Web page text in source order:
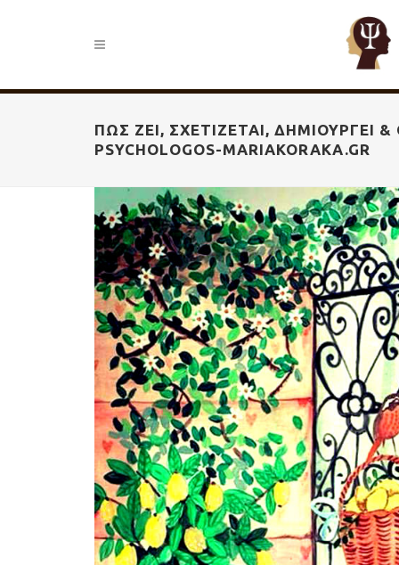
ΠΏΣ ΖΕΙ, ΣΧΕΤΊΖΕΤΑΙ, ΔΗΜΙΟΥΡΓΕΊ
PSYCHOLOGOS-MARIAKORAKA.GR